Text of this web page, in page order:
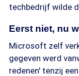
techbedrijf wilde
Eerst niet, nu
Microsoft zelf
gegeven werd
redenen' tenzij